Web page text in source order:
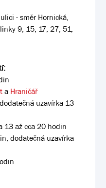
- směr Hornická,
9, 15, 17, 27, 51,
a Hraničář
uzavírka 13
13 až cca 20 hodin
dodatečná uzavírka